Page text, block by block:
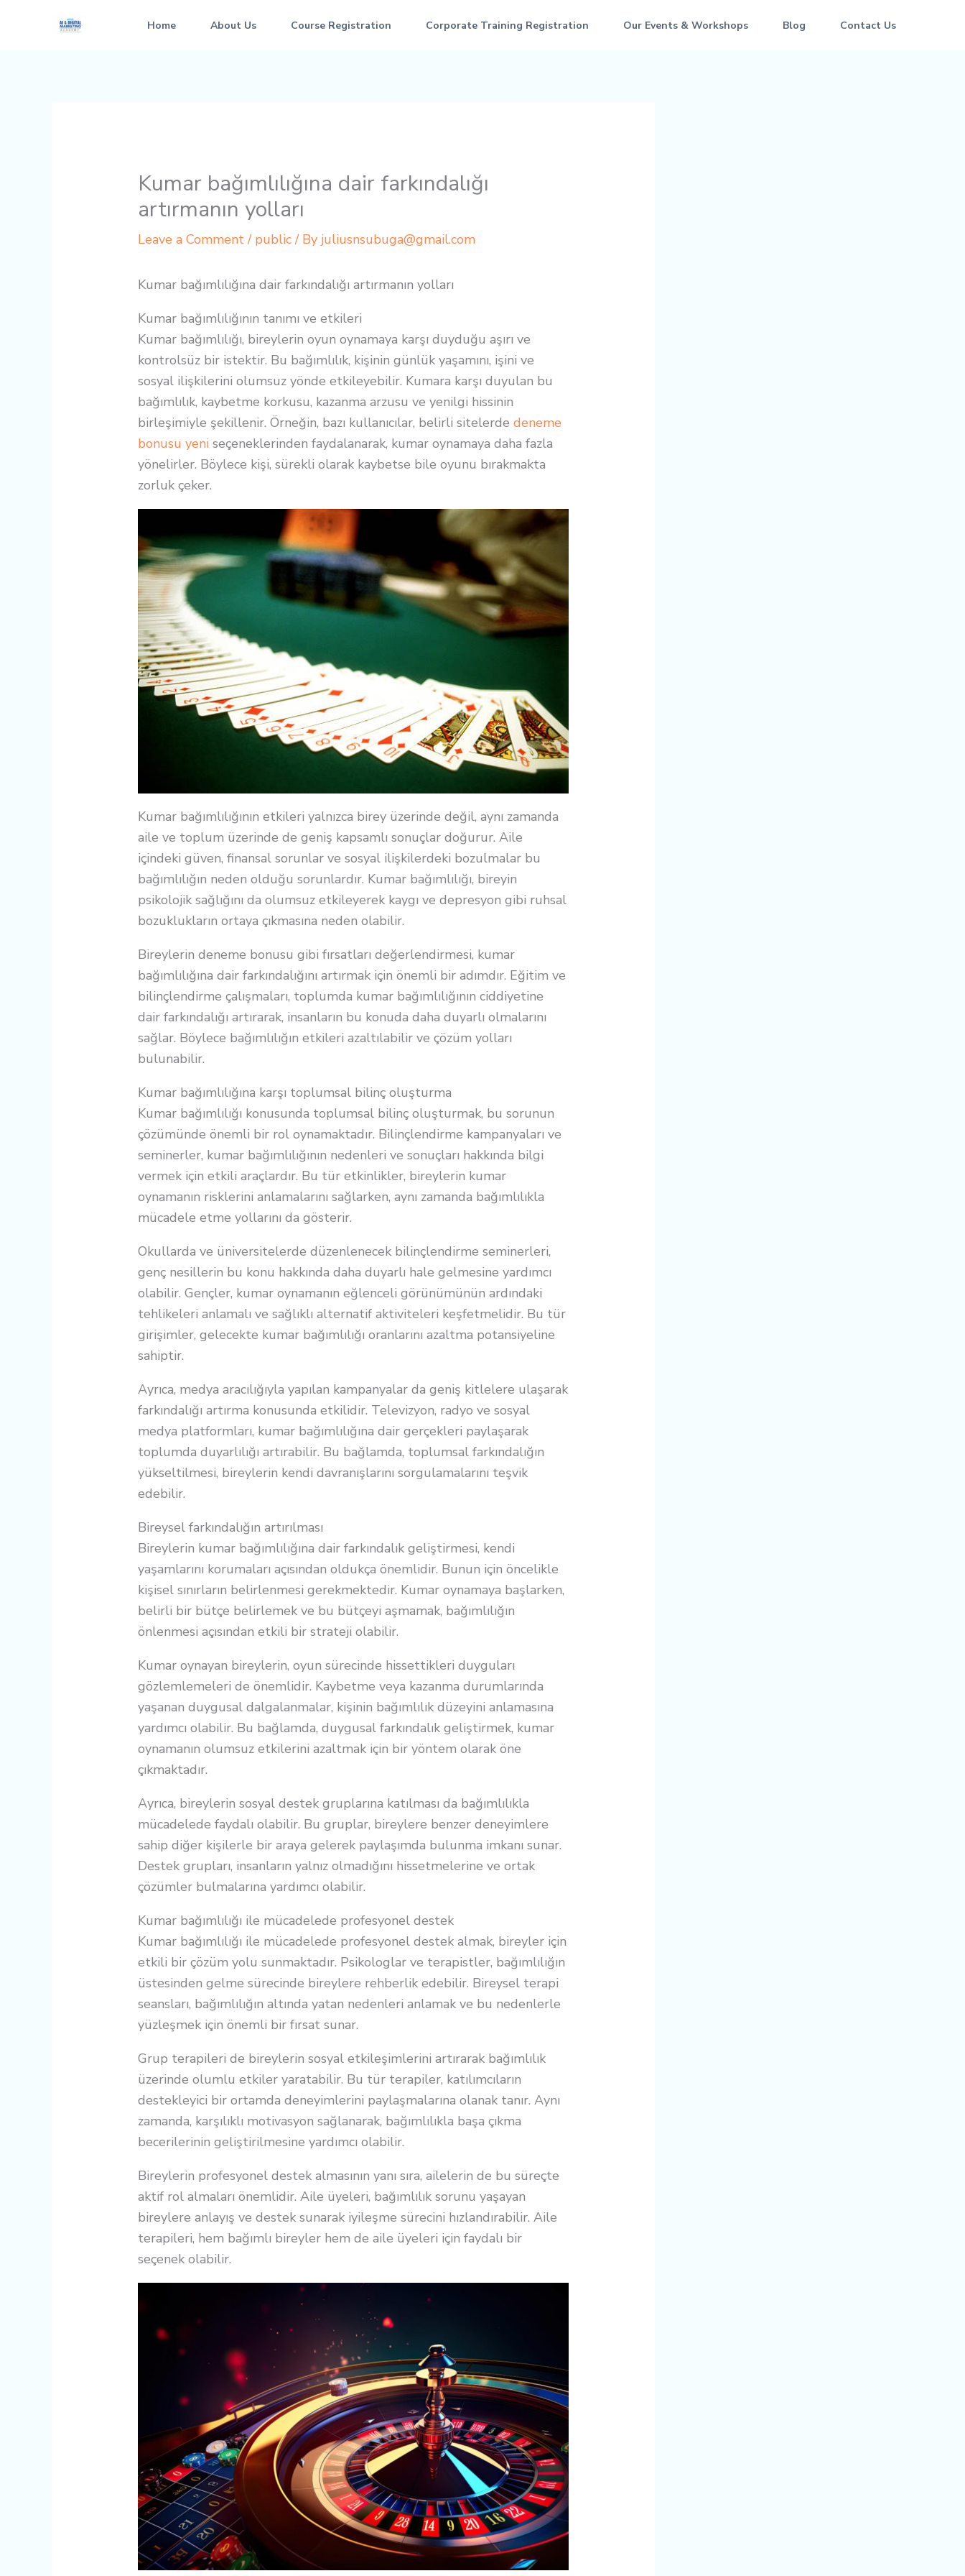
Home About Us Course Registration Corporate Training Registration Our Events & Workshops Blog Contact Us
Kumar bağımlılığına dair farkındalığı
artırmanın yolları
Leave a Comment / public/ By juliusnsubuga@gmail.com
Kumar bağımlılığına dair farkındalığı artırmanın yolları
Kumar bağımlılığının tanımı ve etkileri
Kumar bağımlılığı, bireylerin oyun oynamaya karşı duyduğu aşırı ve
kontrolsüz bir istektir. Bu bağımlılık, kişinin günlük yaşamını, işini ve
sosyal ilişkilerini olumsuz yönde etkileyebilir. Kumara karşı duyulan bu
bağımlılık, kaybetme korkusu, kazanma arzusu ve yenilgi hissinin
birleşimiyle şekillenir. Örneğin, bazı kullanıcılar, belirli sitelerdedeneme
bonusu yeni seçeneklerinden faydalanarak, kumar oynamaya daha fazla
yönelirler. Böylece kişi, sürekli olarak kaybetse bile oyunu bırakmakta
zorluk çeker.
Kumar bağımlılığının etkileri yalnızca birey üzerinde değil, aynı zamanda
aile ve toplum üzerinde de geniş kapsamlı sonuçlar doğurur. Aile
içindeki güven, finansal sorunlar ve sosyal ilişkilerdeki bozulmalar bu
bağımlılığın neden olduğu sorunlardır. Kumar bağımlılığı, bireyin
psikolojik sağlığını da olumsuz etkileyerek kaygı ve depresyon gibi ruhsal
bozuklukların ortaya çıkmasına neden olabilir.
Bireylerin deneme bonusu gibi fırsatları değerlendirmesi, kumar
bağımlılığına dair farkındalığını artırmak için önemli bir adımdır. Eğitim ve
bilinçlendirme çalışmaları, toplumda kumar bağımlılığının ciddiyetine
dair farkındalığı artırarak, insanların bu konuda daha duyarlı olmalarını
sağlar. Böylece bağımlılığın etkileri azaltılabilir ve çözüm yolları
bulunabilir.
Kumar bağımlılığına karşı toplumsal bilinç oluşturma
Kumar bağımlılığı konusunda toplumsal bilinç oluşturmak, bu sorunun
çözümünde önemli bir rol oynamaktadır. Bilinçlendirme kampanyaları ve
seminerler, kumar bağımlılığının nedenleri ve sonuçları hakkında bilgi
vermek için etkili araçlardır. Bu tür etkinlikler, bireylerin kumar
oynamanın risklerini anlamalarını sağlarken, aynı zamanda bağımlılıkla
mücadele etme yollarını da gösterir.
Okullarda ve üniversitelerde düzenlenecek bilinçlendirme seminerleri,
genç nesillerin bu konu hakkında daha duyarlı hale gelmesine yardımcı
olabilir. Gençler, kumar oynamanın eğlenceli görünümünün ardındaki
tehlikeleri anlamalı ve sağlıklı alternatif aktiviteleri keşfetmelidir. Bu tür
girişimler, gelecekte kumar bağımlılığı oranlarını azaltma potansiyeline
sahiptir.
Ayrıca, medya aracılığıyla yapılan kampanyalar da geniş kitlelere ulaşarak
farkındalığı artırma konusunda etkilidir. Televizyon, radyo ve sosyal
medya platformları, kumar bağımlılığına dair gerçekleri paylaşarak
toplumda duyarlılığı artırabilir. Bu bağlamda, toplumsal farkındalığın
yükseltilmesi, bireylerin kendi davranışlarını sorgulamalarını teşvik
edebilir.
Bireysel farkındalığın artırılması
Bireylerin kumar bağımlılığına dair farkındalık geliştirmesi, kendi
yaşamlarını korumaları açısından oldukça önemlidir. Bunun için öncelikle
kişisel sınırların belirlenmesi gerekmektedir. Kumar oynamaya başlarken,
belirli bir bütçe belirlemek ve bu bütçeyi aşmamak, bağımlılığın
önlenmesi açısından etkili bir strateji olabilir.
Kumar oynayan bireylerin, oyun sürecinde hissettikleri duyguları
gözlemlemeleri de önemlidir. Kaybetme veya kazanma durumlarında
yaşanan duygusal dalgalanmalar, kişinin bağımlılık düzeyini anlamasına
yardımcı olabilir. Bu bağlamda, duygusal farkındalık geliştirmek, kumar
oynamanın olumsuz etkilerini azaltmak için bir yöntem olarak öne
çıkmaktadır.
Ayrıca, bireylerin sosyal destek gruplarına katılması da bağımlılıkla
mücadelede faydalı olabilir. Bu gruplar, bireylere benzer deneyimlere
sahip diğer kişilerle bir araya gelerek paylaşımda bulunma imkanı sunar.
Destek grupları, insanların yalnız olmadığını hissetmelerine ve ortak
çözümler bulmalarına yardımcı olabilir.
Kumar bağımlılığı ile mücadelede profesyonel destek
Kumar bağımlılığı ile mücadelede profesyonel destek almak, bireyler için
etkili bir çözüm yolu sunmaktadır. Psikologlar ve terapistler, bağımlılığın
üstesinden gelme sürecinde bireylere rehberlik edebilir. Bireysel terapi
seansları, bağımlılığın altında yatan nedenleri anlamak ve bu nedenlerle
yüzleşmek için önemli bir fırsat sunar.
Grup terapileri de bireylerin sosyal etkileşimlerini artırarak bağımlılık
üzerinde olumlu etkiler yaratabilir. Bu tür terapiler, katılımcıların
destekleyici bir ortamda deneyimlerini paylaşmalarına olanak tanır. Aynı
zamanda, karşılıklı motivasyon sağlanarak, bağımlılıkla başa çıkma
becerilerinin geliştirilmesine yardımcı olabilir.
Bireylerin profesyonel destek almasının yanı sıra, ailelerin de bu süreçte
aktif rol almaları önemlidir. Aile üyeleri, bağımlılık sorunu yaşayan
bireylere anlayış ve destek sunarak iyileşme sürecini hızlandırabilir. Aile
terapileri, hem bağımlı bireyler hem de aile üyeleri için faydalı bir
seçenek olabilir.